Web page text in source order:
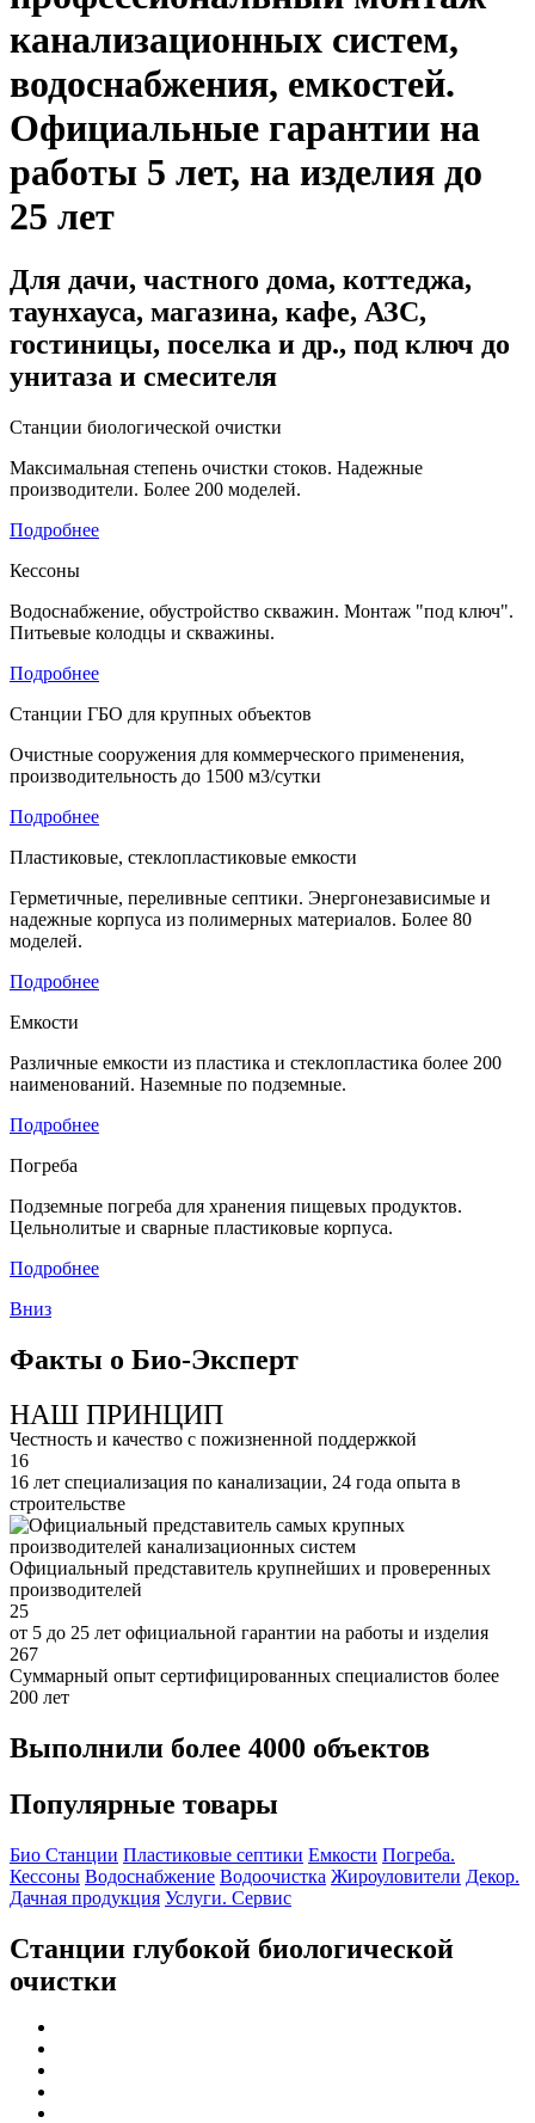
канализационных систем,
водоснабжения, емкостей.
Официальные гарантии на
работы 5 лет, на изделия до
25 лет
Для дачи, частного дома, коттеджа,
таунхауса, магазина, кафе, АЗС,
гостиницы, поселка и др., под ключ до
унитаза и смесителя
Станции биологической очистки
Максимальная степень очистки стоков. Надежные
производители. Более 200 моделей.
Подробнее
Кессоны
Водоснабжение, обустройство скважин. Монтаж "под ключ".
Питьевые колодцы и скважины.
Подробнее
Станции ГБО для крупных объектов
Очистные сооружения для коммерческого применения,
производительность до 1500 м3/сутки
Подробнее
Пластиковые, стеклопластиковые емкости
Герметичные, переливные септики. Энергонезависимые и
надежные корпуса из полимерных материалов. Более 80
моделей.
Подробнее
Емкости
Различные емкости из пластика и стеклопластика более 200
наименований. Наземные по подземные.
Подробнее
Погреба
Подземные погреба для хранения пищевых продуктов.
Цельнолитые и сварные пластиковые корпуса.
Подробнее
Вниз
Факты о Био-Эксперт
НАШ ПРИНЦИП
Честность и качество с пожизненной поддержкой
16
16 лет специализация по канализации, 24 года опыта в
строительстве
Официальный представитель крупнейших и проверенных
производителей
25
от 5 до 25 лет официальной гарантии на работы и изделия
267
Суммарный опыт сертифицированных специалистов более
200 лет
Выполнили более 4000 объектов
Популярные товары
Био Станции Пластиковые септики Емкости Погреба.
Кессоны Водоснабжение Водоочистка Жироуловители Декор.
Дачная продукция Услуги. Сервис
Станции глубокой биологической
очистки